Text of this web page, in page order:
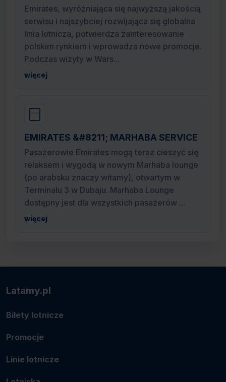
Emirates, wyróżniająca się najwyższą jakością
serwisu i najszybciej rozwijająca się globalna
linia lotnicza, potwierdza zainteresowanie
polskim rynkiem i wprowadza nowe promocje.
Podczas wizyty w Wars...
więcej
EMIRATES &#8211; MARHABA SERVICE
Pasażerowie Emirates mogą teraz cieszyć się
relaksem i wygodą w nowym Marhaba lounge
(po arabsku znaczy witamy), otwartym w
Terminalu 3 w Dubaju. Marhaba Lounge
dostępny jest dla wszystkich pasażerów ...
więcej
Latamy.pl
Bilety lotnicze
Promocje
Linie lotnicze